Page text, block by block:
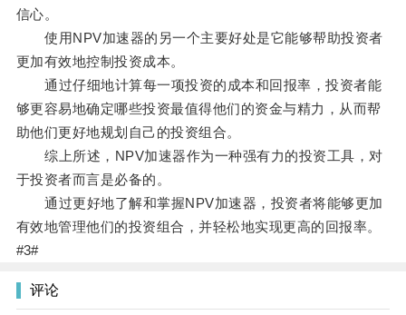
信心。
使用NPV加速器的另一个主要好处是它能够帮助投资者
更加有效地控制投资成本。
通过仔细地计算每一项投资的成本和回报率，投资者能
够更容易地确定哪些投资最值得他们的资金与精力，从而帮
助他们更好地规划自己的投资组合。
综上所述，NPV加速器作为一种强有力的投资工具，对
于投资者而言是必备的。
通过更好地了解和掌握NPV加速器，投资者将能够更加
有效地管理他们的投资组合，并轻松地实现更高的回报率。
#3#
评论